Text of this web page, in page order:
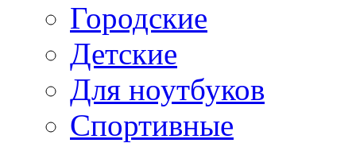
Городские
Детские
Для ноутбуков
Спортивные